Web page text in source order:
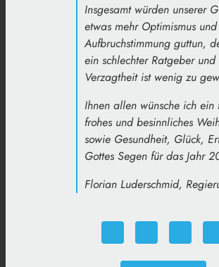
Insgesamt würden unserer
etwas mehr Optimismus und
Aufbruchstimmung guttun,
ein schlechter Ratgeber
Verzagtheit ist wenig zu
Ihnen allen wünsche ich ein
frohes und besinnliches
sowie Gesundheit, Glück,
Gottes Segen für das Jahr
Florian Luderschmid,